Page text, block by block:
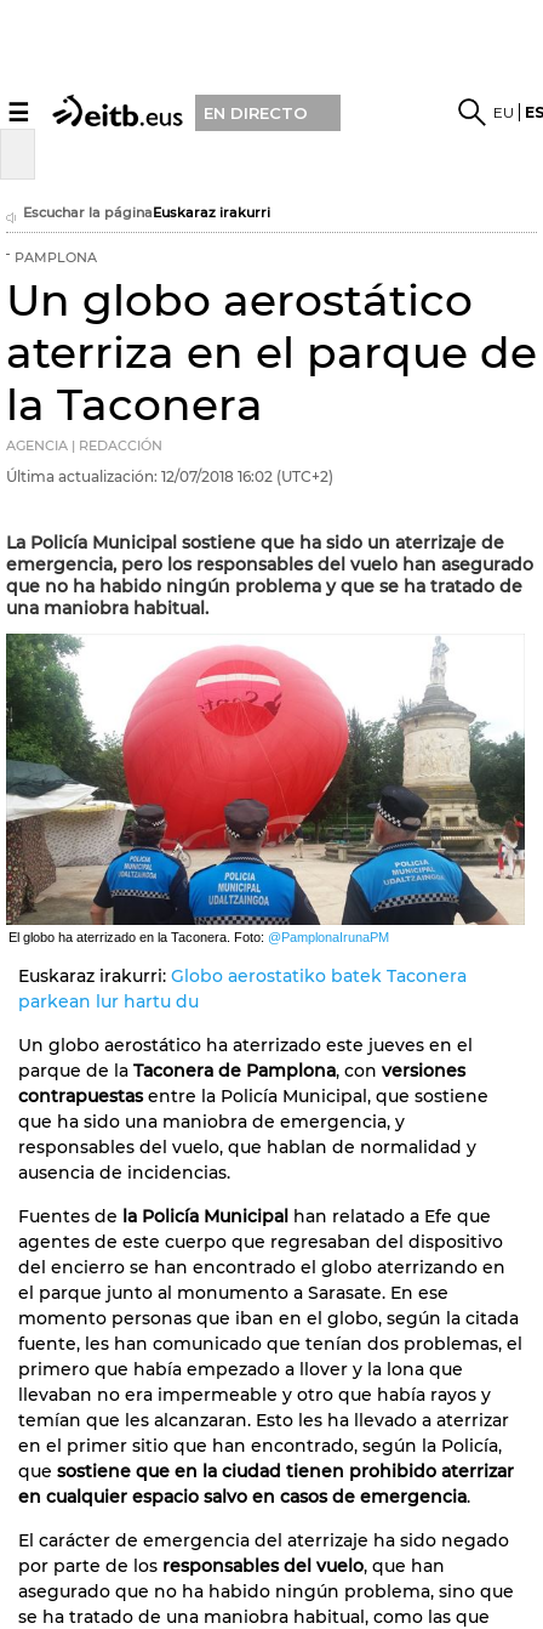
☰ EN DIRECTO EU
Escuchar la páginaEuskaraz irakurri
PAMPLONA
Un globo aerostático
aterriza en el parque de
la Taconera
AGENCIA | REDACCIÓN
Última actualización: 12/07/2018 16:02 (UTC+2)
La Policía Municipal sostiene que ha sido un aterrizaje de
emergencia, pero los responsables del vuelo han asegurado
que no ha habido ningún problema y que se ha tratado de
una maniobra habitual.
El globo ha aterrizado en la Taconera. Foto: @PamplonaIrunaPM
Euskaraz irakurri: Globo aerostatiko batek Taconera
parkean lur hartu du
Un globo aerostático ha aterrizado este jueves en el
parque de la Taconera de Pamplona, con versiones
contrapuestasentre la Policía Municipal, que sostiene
que ha sido una maniobra de emergencia, y
responsables del vuelo, que hablan de normalidad y
ausencia de incidencias.
Fuentes de la Policía Municipal han relatado a Efe que
agentes de este cuerpo que regresaban del dispositivo
del encierro se han encontrado el globo aterrizando en
el parque junto al monumento a Sarasate. En ese
momento personas que iban en el globo, según la citada
fuente, les han comunicado que tenían dos problemas, el
primero que había empezado a llover y la lona que
llevaban no era impermeable y otro que había rayos y
temían que les alcanzaran. Esto les ha llevado a aterrizar
en el primer sitio que han encontrado, según la Policía,
que sostiene que en la ciudad tienen prohibido aterrizar
en cualquier espacio salvo en casos de emergencia.
El carácter de emergencia del aterrizaje ha sido negado
por parte de los responsables del vuelo, que han
asegurado que no ha habido ningún problema, sino que
se ha tratado de una maniobra habitual, como las que